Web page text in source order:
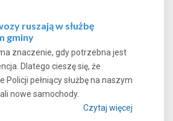
ruszają w służbę
gminy
znaczenie, gdy potrzebna jest
Dlatego cieszę się, że
Policji pełniący służbę na naszym
nowe samochody.
Czytaj więcej